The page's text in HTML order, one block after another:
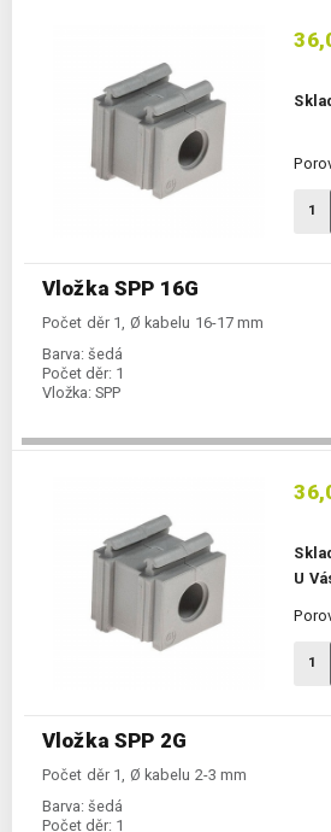
Vložka SPP 16G
Počet děr 1, Ø kabelu 16-17 mm
Barva: šedá
Počet děr: 1
Vložka: SPP
Vložka SPP 2G
Počet děr 1, Ø kabelu 2-3 mm
Barva: šedá
Počet děr: 1
U